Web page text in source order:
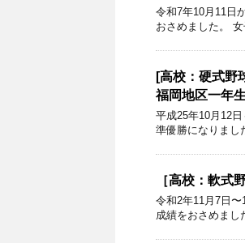
令和7年10月11日
おさめました。
[高校：硬式野
福岡地区一年
平成25年10月12
準優勝になりまし
［高校：軟式
令和2年11月7日
成績をおさめま